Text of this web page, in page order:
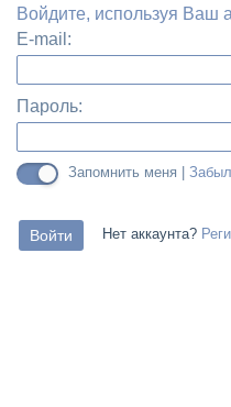
Войдите, используя Ваш
E-mail:
Пароль:
Запомнить меня |
Нет аккаунта?